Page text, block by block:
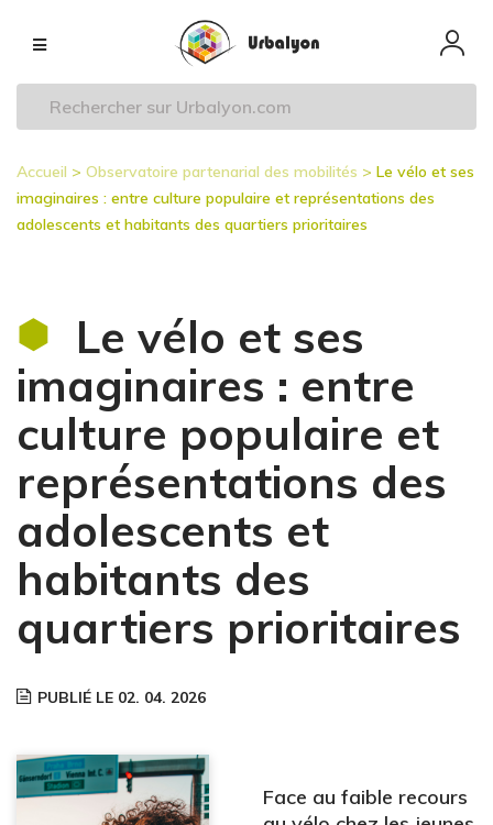
principal
Navigation
principale
Fil
d'Ariane
Accueil Observatoire partenarial des mobilités
Le vélo et ses
imaginaires : entre culture populaire et représentations des
adolescents et habitants des quartiers prioritaires
Le vélo et ses
imaginaires : entre
culture populaire et
représentations des
adolescents et
habitants des
quartiers prioritaires
PUBLIÉ LE 02. 04. 2026
Face au faible recours